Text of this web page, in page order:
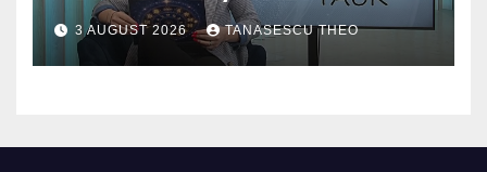
3 AUGUST 2026 TANASESCU THEO